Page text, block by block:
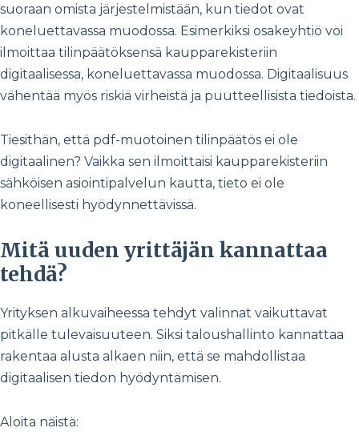
suoraan omista järjestelmistään, kun tiedot ovat
koneluettavassa muodossa. Esimerkiksi osakeyhtiö voi
ilmoittaa tilinpäätöksensä kaupparekisteriin
digitaalisessa, koneluettavassa muodossa. Digitaalisuus
vähentää myös riskiä virheistä ja puutteellisista tiedoista.
Tiesithän, että pdf-muotoinen tilinpäätös ei ole
digitaalinen? Vaikka sen ilmoittaisi kaupparekisteriin
sähköisen asiointipalvelun kautta, tieto ei ole
koneellisesti hyödynnettävissä.
Mitä uuden yrittäjän kannattaa
tehdä?
Yrityksen alkuvaiheessa tehdyt valinnat vaikuttavat
pitkälle tulevaisuuteen. Siksi taloushallinto kannattaa
rakentaa alusta alkaen niin, että se mahdollistaa
digitaalisen tiedon hyödyntämisen.
Aloita näistä: